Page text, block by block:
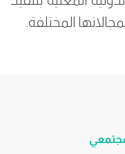
المختلفة.